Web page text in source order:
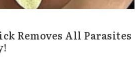
Removes All Parasites